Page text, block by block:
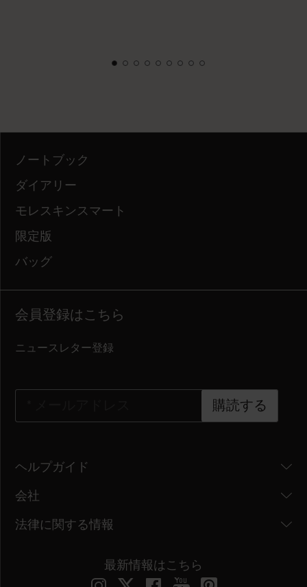
ノートブック
ダイアリー
モレスキンスマート
限定版
バッグ
会員登録はこちら
ニュースレター登録
購読する
ヘルプガイド
会社
法律に関する情報
最新情報はこちら